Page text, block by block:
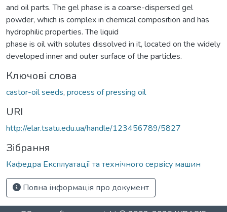
and oil parts. The gel phase is a coarse-dispersed gel
powder, which is complex in chemical composition and has
hydrophilic properties. The liquid
phase is oil with solutes dissolved in it, located on the widely
developed inner and outer surface of the particles.
Ключові слова
castor-oil seeds, process of pressing oil
URI
http://elar.tsatu.edu.ua/handle/123456789/5827
Зібрання
Кафедра Експлуатації та технічного сервісу машин
Повна інформація про документ